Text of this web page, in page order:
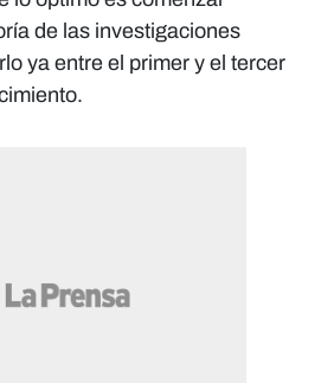
de las investigaciones
ya entre el primer y el tercer